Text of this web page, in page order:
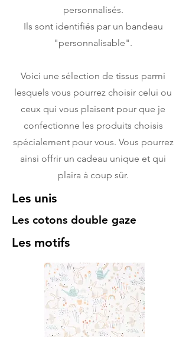
personnalisés.
Ils sont identifiés par un bandeau
"personnalisable".
Voici une sélection de tissus parmi
lesquels vous pourrez choisir celui ou
ceux qui vous plaisent pour que je
confectionne les produits choisis
spécialement pour vous. Vous pourrez
ainsi offrir un cadeau unique et qui
plaira à coup sûr.
Les unis
Les cotons double gaze
Les motifs